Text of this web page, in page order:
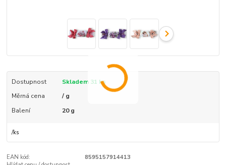
Dostupnost
Skladem 31 ks
Měrná cena
/ g
Balení
20 g
/ks
EAN kód:
8595157914413